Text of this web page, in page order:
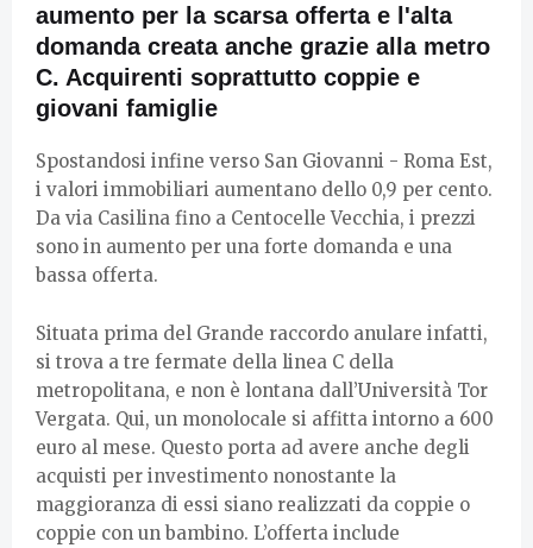
aumento per la scarsa offerta e l'alta
domanda creata anche grazie alla metro
C. Acquirenti soprattutto coppie e
giovani famiglie
Spostandosi infine verso San Giovanni - Roma Est,
i valori immobiliari aumentano dello 0,9 per cento.
Da via Casilina fino a Centocelle Vecchia, i prezzi
sono in aumento per una forte domanda e una
bassa offerta.
Situata prima del Grande raccordo anulare infatti,
si trova a tre fermate della linea C della
metropolitana, e non è lontana dall’Università Tor
Vergata. Qui, un monolocale si affitta intorno a 600
euro al mese. Questo porta ad avere anche degli
acquisti per investimento nonostante la
maggioranza di essi siano realizzati da coppie o
coppie con un bambino. L’offerta include